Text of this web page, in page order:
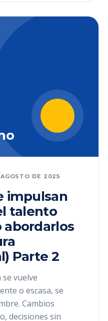
AGOSTO DE 2025
impulsan
talento
abordarlos
Parte 2
vuelve
o escasa, se
Cambios
decisiones sin